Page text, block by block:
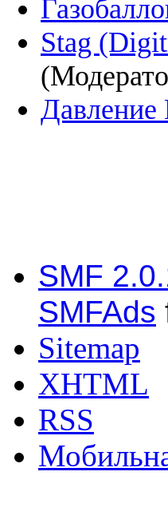
Stag
SMF
SMFAds
Sitemap
XHTML
RSS